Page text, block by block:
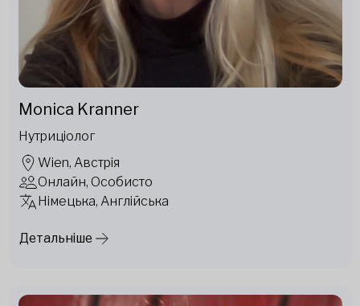
Monica Kranner
Нутриціолог
Wien, Австрія
Онлайн, Особисто
Німецька, Англійська
Детальніше